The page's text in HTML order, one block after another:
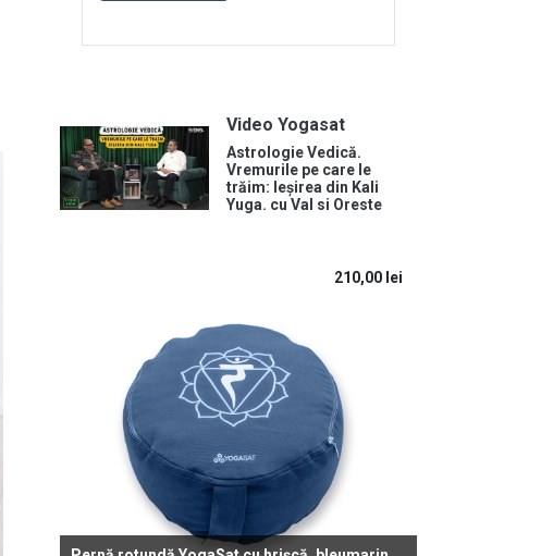
Video Yogasat
Astrologie Vedică.
Vremurile pe care le
trăim: Ieșirea din Kali
Yuga. cu Val si Oreste
210,00 lei